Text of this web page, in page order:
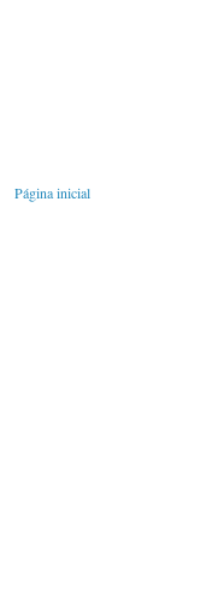
Página inicial